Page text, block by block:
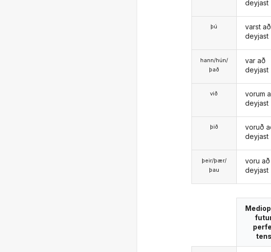
þú
hann/hún/
það
við
þið
þeir/þær/
þau
deyjast
varst að
deyjast
var að
deyjast
vorum
deyjast
voruð
deyjast
voru að
deyjast